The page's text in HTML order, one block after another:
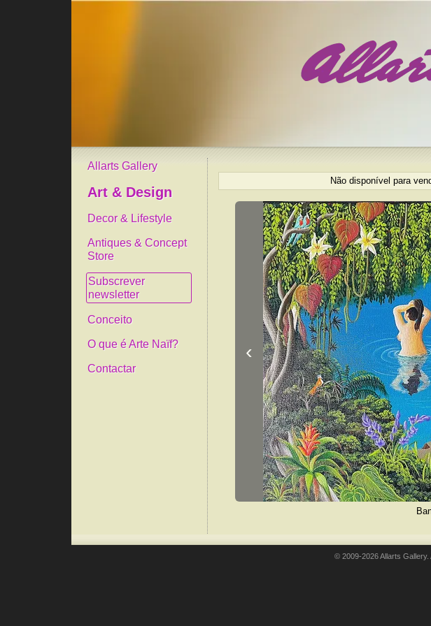
Allarts Gallery
Art & Design
Decor & Lifestyle
Antiques & Concept
Store
Subscrever
newsletter
Conceito
O que é Arte Naïf?
Contactar
Não disponível para
‹
© 2009-2026 Allarts